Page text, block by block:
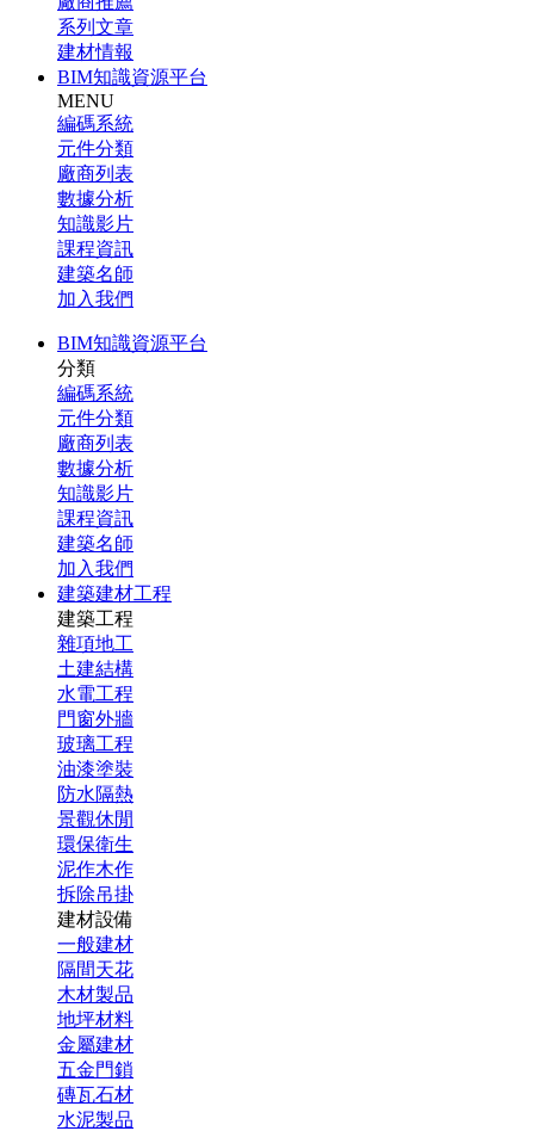
系列文章
建材情報
BIM知識資源平台
MENU
編碼系統
元件分類
廠商列表
數據分析
知識影片
課程資訊
建築名師
加入我們
BIM知識資源平台
分類
編碼系統
元件分類
廠商列表
數據分析
知識影片
課程資訊
建築名師
加入我們
建築建材工程
建築工程
雜項地工
土建結構
水電工程
門窗外牆
玻璃工程
油漆塗裝
防水隔熱
景觀休閒
環保衛生
泥作木作
拆除吊掛
建材設備
一般建材
隔間天花
木材製品
地坪材料
金屬建材
五金門鎖
磚瓦石材
水泥製品